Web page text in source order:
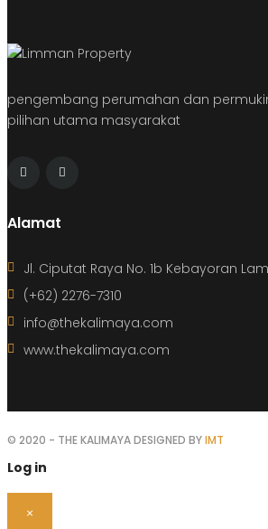
pengembang perumahan dan
pilihan utama masyarakat
Alamat
Jl. Ciputat Raya No. 1b Kebayoran
(+62) 2276-7310
info@thekalimaya.com
www.thekalimaya.com
© 2020 - THE KALIMAYA DESIGNED BYIMT
Log in
×